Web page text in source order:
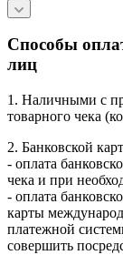
Способы
лиц
1. Наличными с
товарного чека
2. Банковской
- оплата
чека и при
- оплата
карты
платежной
совершить